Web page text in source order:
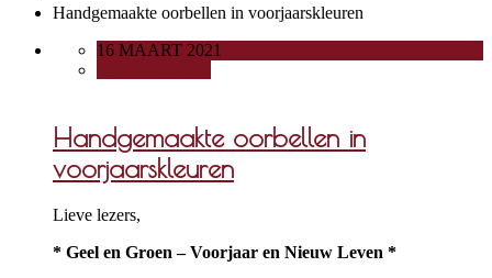
Handgemaakte oorbellen in voorjaarskleuren
16 MAART 2021
Handgemaakte oorbellen in
voorjaarskleuren
Lieve lezers,
* Geel en Groen – Voorjaar en Nieuw Leven *